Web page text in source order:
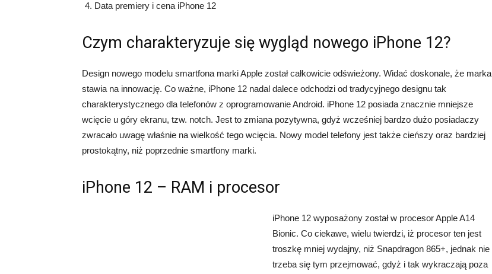
Data premiery i cena iPhone 12
Czym charakteryzuje się wygląd nowego iPhone 12?
Design nowego modelu smartfona marki Apple został całkowicie odświeżony. Widać doskonale, że marka
stawia na innowację. Co ważne, iPhone 12 nadal dalece odchodzi od tradycyjnego designu tak
charakterystycznego dla telefonów z oprogramowanie Android. iPhone 12 posiada znacznie mniejsze
wcięcie u góry ekranu, tzw. notch. Jest to zmiana pozytywna, gdyż wcześniej bardzo dużo posiadaczy
zwracało uwagę właśnie na wielkość tego wcięcia. Nowy model telefony jest także cieńszy oraz bardziej
prostokątny, niż poprzednie smartfony marki.
iPhone 12 – RAM i procesor
iPhone 12 wyposażony został w procesor Apple A14
Bionic. Co ciekawe, wielu twierdzi, iż procesor ten jest
troszkę mniej wydajny, niż Snapdragon 865+, jednak nie
trzeba się tym przejmować, gdyż i tak wykraczają poza